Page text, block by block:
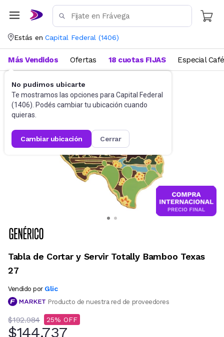
Estás en Capital Federal (1406)
No pudimos ubicarte
Te mostramos las opciones para Capital Federal
(1406). Podés cambiar tu ubicación cuando
quieras.
cambiar ubicación cerrar
Más Vendidos Ofertas 18 cuotas FIJAS Especial Café
Utensilios de cocina
Tabla de Cortar y Servir Totally Bamboo Texas
27
Vendido por Glic
Producto de nuestra red de proveedores
$192.984 25
$144.737